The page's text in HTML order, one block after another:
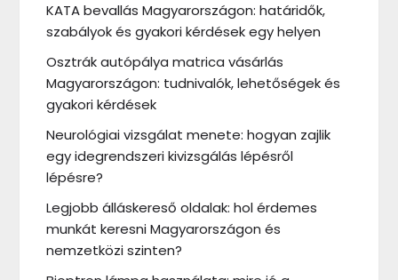
KATA bevallás Magyarországon: határidők,
szabályok és gyakori kérdések egy helyen
Osztrák autópálya matrica vásárlás
Magyarországon: tudnivalók, lehetőségek és
gyakori kérdések
Neurológiai vizsgálat menete: hogyan zajlik
egy idegrendszeri kivizsgálás lépésről
lépésre?
Legjobb álláskereső oldalak: hol érdemes
munkát keresni Magyarországon és
nemzetközi szinten?